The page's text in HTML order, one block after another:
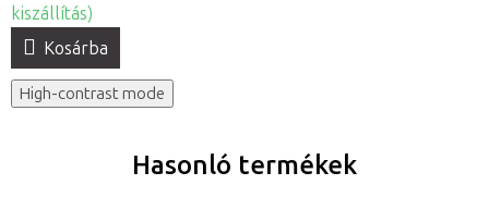
kiszállítás)
Kosárba
High-contrast mode
Hasonló termékek